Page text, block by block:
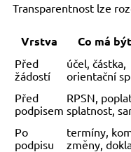
Transparentnost lze
Vrstva Co má
Před
žádostí
účel, částka,
orientační
Před
podpisem
RPSN,
splatnost,
Po
podpisu
termíny,
změny,